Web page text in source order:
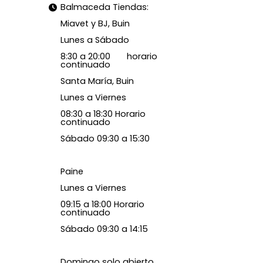
Balmaceda Tiendas:
Miavet y BJ, Buin
Lunes a Sábado
8:30 a 20:00 horario
continuado
Santa María, Buin
Lunes a Viernes
08:30 a 18:30 Horario
continuado
Sábado 09:30 a 15:30
Paine
Lunes a Viernes
09:15 a 18:00 Horario
continuado
Sábado 09:30 a 14:15